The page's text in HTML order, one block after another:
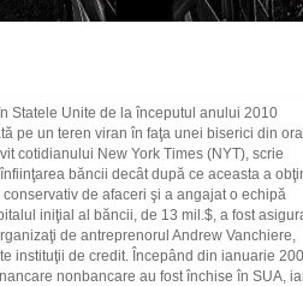
Statele Unite de la începutul anului 2010
pe un teren viran în faţa unei biserici din
cotidianului New York Times (NYT), scrie
băncii decât după ce aceasta a
de afaceri şi a angajat o echipă
iniţial al băncii, de 13 mil.$, a fost
de antreprenorul Andrew Vanchiere,
instituţii de credit. Începând din ianuarie
nonbancare au fost închise în SUA,